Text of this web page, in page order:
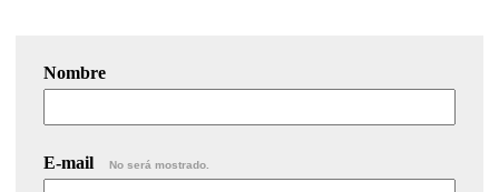
Nombre
E-mail No será mostrado.